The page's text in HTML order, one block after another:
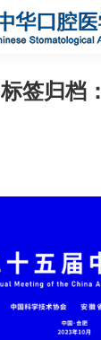
标签归档：